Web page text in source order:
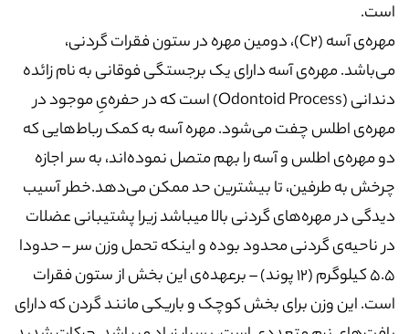
است.
مهره‌ی آسه (C2)، دومین مهره در ستون فقرات گردنی،
می‌باشد. مهره‌ی آسه دارای یک برجستگی فوقانی به نام زائده
دندانی (Odontoid Process) است که در حفره‌یِ موجود در
مهره‌ی اطلس چفت می‌شود. مهره آسه به کمک رباط‌هایی که
دو مهره‌ی اطلس و آسه را بهم متصل نموده‌اند، به سر اجازه
چرخش به طرفین، تا بیشترین حد ممکن می‌دهد.خطر آسیب
دیدگی در مهره‌های گردنی بالا میباشد زیرا پشتیبانی عضلات
در ناحیه‌ی گردنی محدود بوده و اینکه تحمل وزن سر – حدودا
5.5 کیلوگرم (12 پوند) – برعهده‌ی این بخش از ستون فقرات
است. این وزن برای بخش کوچک و باریکی مانند گردن که دارای